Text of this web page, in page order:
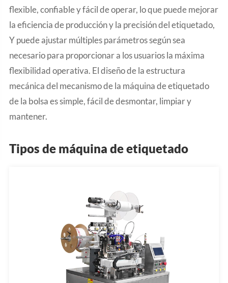
flexible, confiable y fácil de operar, lo que puede mejorar
la eficiencia de producción y la precisión del etiquetado,
Y puede ajustar múltiples parámetros según sea
necesario para proporcionar a los usuarios la máxima
flexibilidad operativa. El diseño de la estructura
mecánica del mecanismo de la máquina de etiquetado
de la bolsa es simple, fácil de desmontar, limpiar y
mantener.
Tipos de máquina de etiquetado